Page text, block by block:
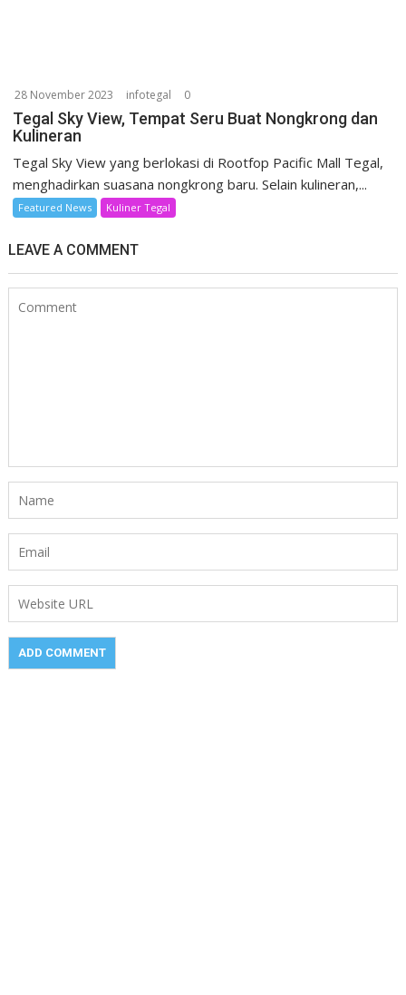
28 November 2023 infotegal 0
Tegal Sky View, Tempat Seru Buat Nongkrong dan
Kulineran
Tegal Sky View yang berlokasi di Rootfop Pacific Mall Tegal,
menghadirkan suasana nongkrong baru. Selain kulineran,...
Featured News Kuliner Tegal
LEAVE A COMMENT